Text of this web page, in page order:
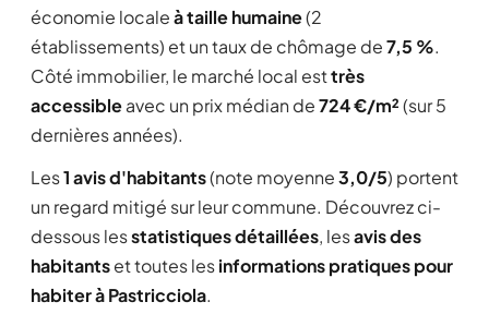
économie localeà taille humaine(2
établissements) et un taux de chômage de7,5 %.
Côté immobilier, le marché local esttrès
accessibleavec un prix médian de724 €/m²(sur 5
dernières années).
Les1 avis d'habitants(note moyenne3,0/5) portent
un regard mitigé sur leur commune. Découvrez ci-
dessous lesstatistiques détaillées, lesavis des
habitantset toutes lesinformations pratiques pour
habiter à Pastricciola.